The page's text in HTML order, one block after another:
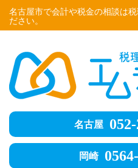
名古屋市で会計や税金の相談は
ださい。
名古屋
岡崎